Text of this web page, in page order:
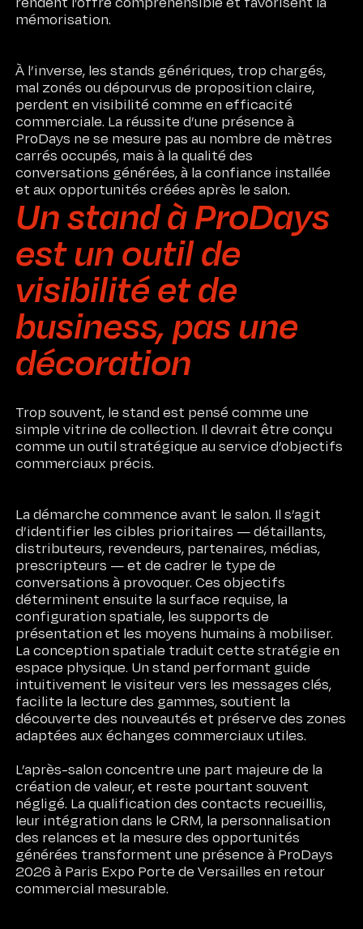
mémorisation.
À l’inverse, les stands génériques, trop chargés,
mal zonés ou dépourvus de proposition claire,
perdent en visibilité comme en efficacité
commerciale. La réussite d’une présence à
ProDays ne se mesure pas au nombre de mètres
carrés occupés, mais à la qualité des
conversations générées, à la confiance installée
et aux opportunités créées après le salon.
Un stand à ProDays
est un outil de
visibilité et de
business, pas une
décoration
Trop souvent, le stand est pensé comme une
simple vitrine de collection. Il devrait être conçu
comme un outil stratégique au service d’objectifs
commerciaux précis.
La démarche commence avant le salon. Il s’agit
d’identifier les cibles prioritaires — détaillants,
distributeurs, revendeurs, partenaires, médias,
prescripteurs — et de cadrer le type de
conversations à provoquer. Ces objectifs
déterminent ensuite la surface requise, la
configuration spatiale, les supports de
présentation et les moyens humains à mobiliser.
La conception spatiale traduit cette stratégie en
espace physique. Un stand performant guide
intuitivement le visiteur vers les messages clés,
facilite la lecture des gammes, soutient la
découverte des nouveautés et préserve des zones
adaptées aux échanges commerciaux utiles.
L’après-salon concentre une part majeure de la
création de valeur, et reste pourtant souvent
négligé. La qualification des contacts recueillis,
leur intégration dans le CRM, la personnalisation
des relances et la mesure des opportunités
générées transforment une présence à ProDays
2026 à Paris Expo Porte de Versailles en retour
commercial mesurable.